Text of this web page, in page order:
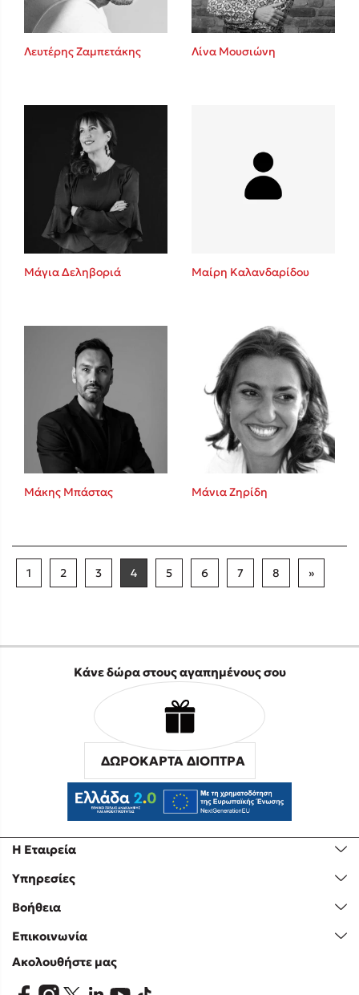
Λευτέρης Ζαμπετάκης Λίνα Μουσιώνη
Μάγια Δεληβοριά Μαίρη Καλανδαρίδου
Μάκης Μπάστας Μάνια Ζηρίδη
1 2 3 4 5 6 7 8 »
Η Εταιρεία
Υπηρεσίες
Βοήθεια
Επικοινωνία
Κάνε δώρα στους αγαπημένους σου
ΔΩΡΟΚΑΡΤΑ ΔΙΟΠΤΡΑ
Ακολουθήστε μας